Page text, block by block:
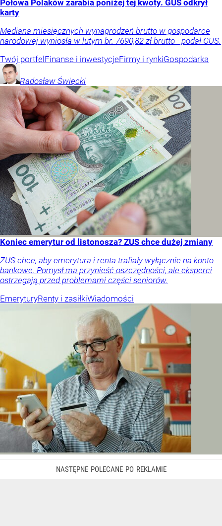
Połowa Polaków zarabia poniżej tej kwoty. GUS odkrył
karty
Mediana miesięcznych wynagrodzeń brutto w gospodarce
narodowej wyniosła w lutym br. 7690,82 zł brutto - podał GUS.
Twój portfel Finanse i inwestycjeFirmy i rynkiGospodarka
Radosław Święcki
Koniec emerytur od listonosza? ZUS chce dużej zmiany
ZUS chce, aby emerytura i renta trafiały wyłącznie na konto
bankowe. Pomysł ma przynieść oszczędności, ale eksperci
ostrzegają przed problemami części seniorów.
EmeryturyRenty i zasiłkiWiadomości